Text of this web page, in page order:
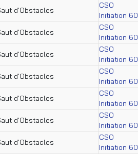
d'Obstacles
CSO
Initiation 60
d'Obstacles
CSO
Initiation 60
d'Obstacles
CSO
Initiation 60
d'Obstacles
CSO
Initiation 60
d'Obstacles
CSO
Initiation 60
d'Obstacles
CSO
Initiation 60
d'Obstacles
CSO
Initiation 60